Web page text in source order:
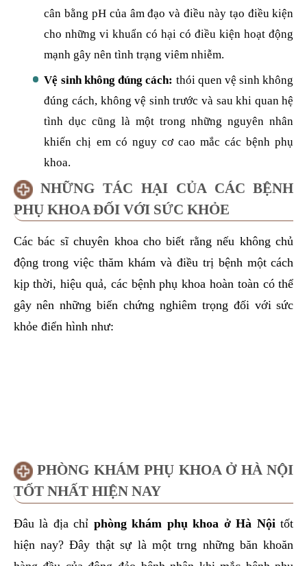
cân bằng pH của âm đạo và điều này tạo điều kiện
cho những vi khuẩn có hại có điều kiện hoạt động
mạnh gây nên tình trạng viêm nhiễm.
Vệ sinh không đúng cách: thói quen vệ sinh không
đúng cách, không vệ sinh trước và sau khi quan hệ
tình dục cũng là một trong những nguyên nhân
khiến chị em có nguy cơ cao mắc các bệnh phụ
khoa.
NHỮNG TÁC HẠI CỦA CÁC BỆNH
PHỤ KHOA ĐỐI VỚI SỨC KHỎE
Các bác sĩ chuyên khoa cho biết rằng nếu không chủ
động trong việc thăm khám và điều trị bệnh một cách
kịp thời, hiệu quả, các bệnh phụ khoa hoàn toàn có thể
gây nên những biến chứng nghiêm trọng đối với sức
khỏe điển hình như:
PHÒNG KHÁM PHỤ KHOA Ở HÀ NỘI
TỐT NHẤT HIỆN NAY